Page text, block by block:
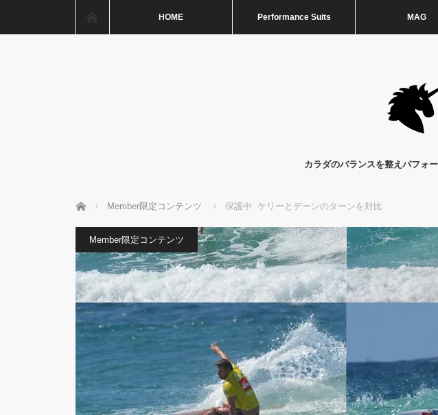
HOME Performance Suits MAG
カラダのバランスを整えパフォ
ホーム Member限定コンテンツ 保護中: ケリーとデーンのターンを対比
Member限定コンテンツ